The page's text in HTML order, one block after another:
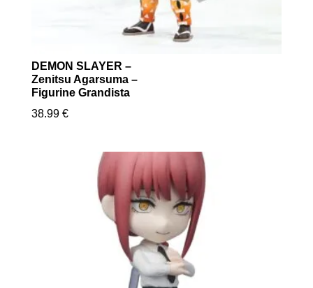
DEMON SLAYER –
Zenitsu Agarsuma –
Figurine Grandista
38.99 €